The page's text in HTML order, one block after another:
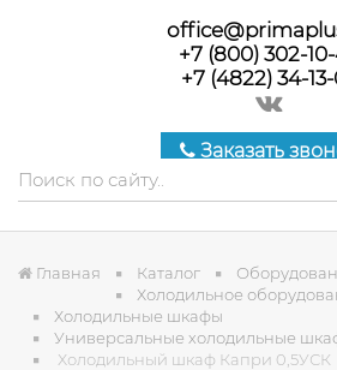
+7 (800) 302-
+7 (4822) 34-
Заказать
Главная Каталог
Холодильное
Холодильные шкафы
Универсальные холодильные
Холодильный шкаф Капри 0,5УСК